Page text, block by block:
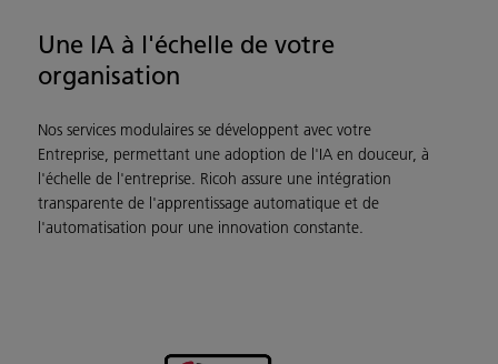
Une IA à l'échelle de votre
organisation
Nos services modulaires se développent avec votre
Entreprise, permettant une adoption de l'IA en douceur, à
l'échelle de l'entreprise. Ricoh assure une intégration
transparente de l'apprentissage automatique et de
l'automatisation pour une innovation constante.